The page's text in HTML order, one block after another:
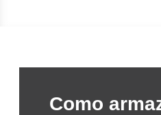
Como